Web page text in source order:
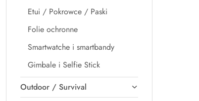
Etui / Pokrowce / Paski
Folie ochronne
Smartwatche i smartbandy
Gimbale i Selfie Stick
Outdoor / Survival